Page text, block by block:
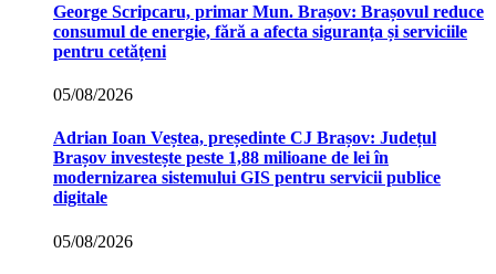
George Scripcaru, primar Mun. Brașov: Brașovul reduce
consumul de energie, fără a afecta siguranța și serviciile
pentru cetățeni
05/08/2026
Adrian Ioan Veștea, președinte CJ Brașov: Județul
Brașov investește peste 1,88 milioane de lei în
modernizarea sistemului GIS pentru servicii publice
digitale
05/08/2026